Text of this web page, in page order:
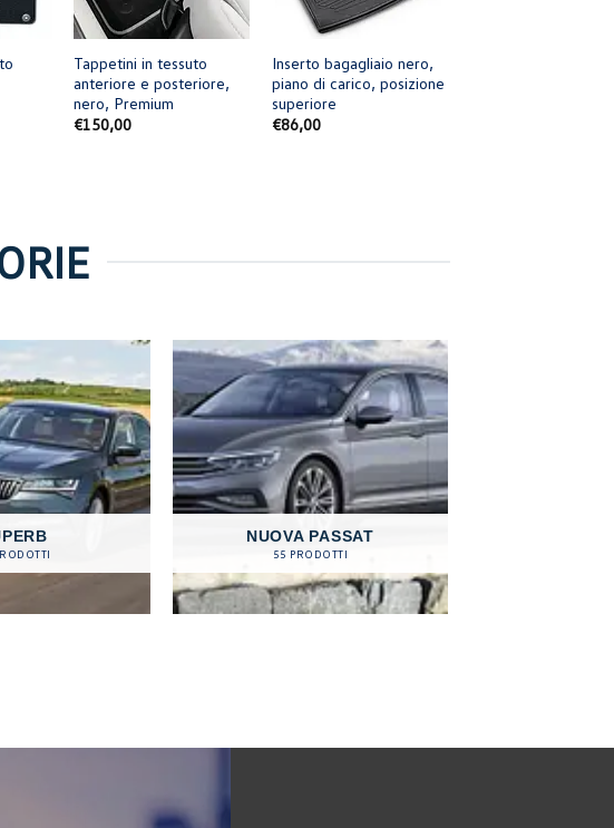
+
Tappetini in tessuto
anteriore e posteriore,
nero, Premium
€150,00
+
Inserto bagagliaio nero,
piano di carico, posizione
superiore
€86,00
NUOVA PASSAT
55 PRODOTTI